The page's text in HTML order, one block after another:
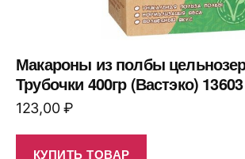
Макароны из полбы
Трубочки 400гр (Вастэко) 13603
123,00₽
КУПИТЬ ТОВАР